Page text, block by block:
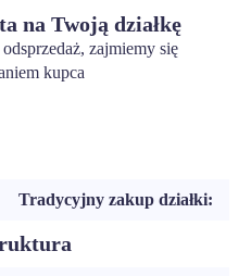
na Twoją działkę
zajmiemy się
kupca
Tradycyjny zakup działki: